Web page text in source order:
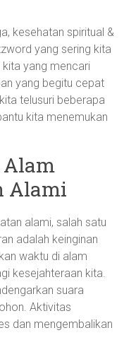
kesehatan spiritual &
yang sering kita
kita yang mencari
yang begitu cepat
telusuri beberapa
kita menemukan
Alam
Alami
alami, salah satu
adalah keinginan
waktu di alam
kesejahteraan kita.
suara
Aktivitas
dan mengembalikan